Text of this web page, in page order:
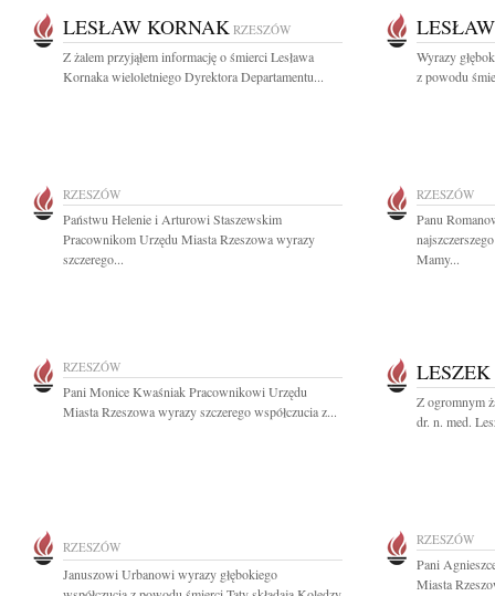
LESŁAW KORNAK RZESZÓW
Z żalem przyjąłem informację o śmierci Lesława
Kornaka wieloletniego Dyrektora Departamentu...
Wyrazy
z powodu
RZESZÓW
Państwu Helenie i Arturowi Staszewskim
Pracownikom Urzędu Miasta Rzeszowa wyrazy
szczerego...
RZESZÓW
Panu
Mamy...
RZESZÓW
Pani Monice Kwaśniak Pracownikowi Urzędu
Miasta Rzeszowa wyrazy szczerego współczucia z...
Z ogromnym
dr. n. med.
RZESZÓW
Januszowi Urbanowi wyrazy głębokiego
RZESZÓW
Pani
Miasta